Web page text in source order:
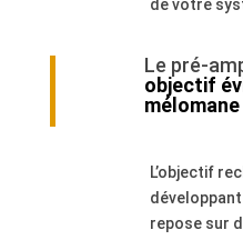
de votre
Le pré-
objectif
mélomane
L’objectif
repose sur